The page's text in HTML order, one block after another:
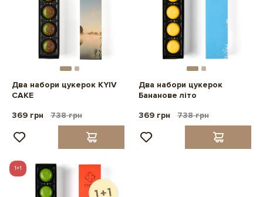
Два набори цукерок KYIV
CAKE
369 грн
738 грн
Два набори цукерок
Бананове літо
369 грн
738 грн
1+1